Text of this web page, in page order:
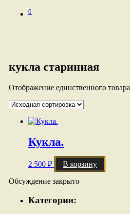
0
кукла старинная
Отображение единственного товара
Кукла.
2 500 ₽ В корзину
Обсуждение закрыто
Категории: